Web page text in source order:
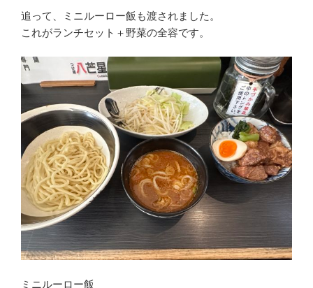
追って、ミニルーロー飯も渡されました。
これがランチセット＋野菜の全容です。
ミニルーロー飯